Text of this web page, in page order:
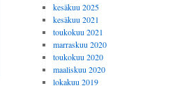
kesäkuu 2025
kesäkuu 2021
toukokuu 2021
marraskuu 2020
toukokuu 2020
maaliskuu 2020
lokakuu 2019